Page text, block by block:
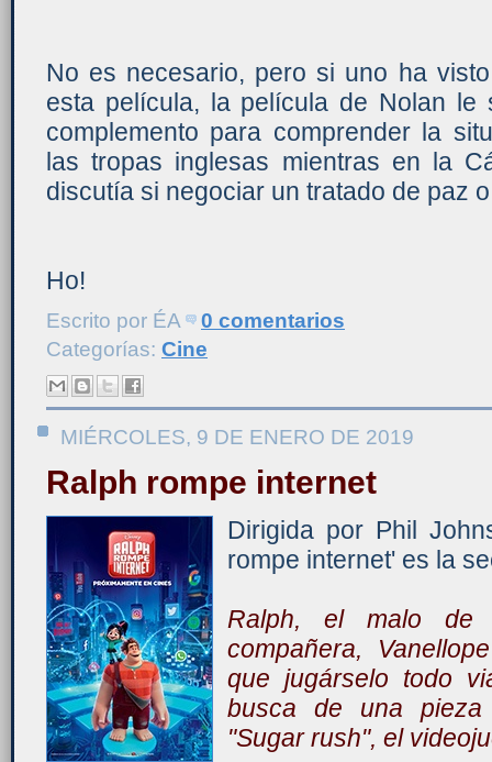
No es necesario, pero si uno ha
esta película, la película de Nolan le
complemento para comprender la
las tropas inglesas mientras en la
discutía si negociar un tratado de paz
Ho!
Escrito por ÉA
0 comentarios
Categorías: Cine
MIÉRCOLES, 9 DE ENERO DE 2019
Ralph rompe internet
Dirigida por Phil
rompe internet' es la
Ralph, el malo de
compañera,
que jugárselo todo
busca de una
"Sugar rush", el